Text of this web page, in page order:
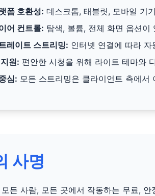
폼 호환성: 데스크톱, 태블릿, 모바일 기
어 컨트롤: 탐색, 볼륨, 전체 화면 옵션이
레이트 스트리밍: 인터넷 연결에 따라 자
원: 편안한 시청을 위해 라이트 테마와
심: 모든 스트리밍은 클라이언트 측에서
사명
든 사람, 모든 곳에서 작동하는 무료,